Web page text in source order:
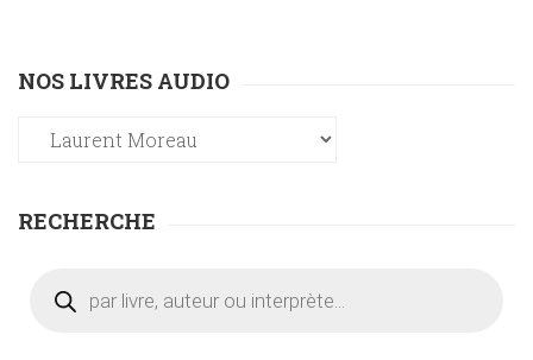
NOS LIVRES AUDIO
RECHERCHE
produits